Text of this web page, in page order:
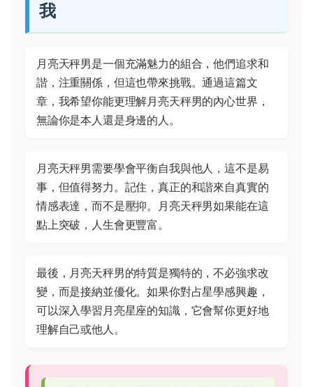
我
月亮天秤男是一個充滿魅力的組合，他們追求和
諧，注重關係，但這也帶來挑戰。通過這篇文
章，我希望你能更理解月亮天秤男的內心世界，
無論你是本人還是身邊的人。
月亮天秤男需要學會平衡自我與他人，這不是易
事，但值得努力。記住，真正的和諧來自真實的
情感表達，而不是壓抑。月亮天秤男如果能在這
點上突破，人生會更豐富。
最後，月亮天秤男的特質是獨特的，不必強求改
變，而是接納並優化。如果你對占星學感興趣，
可以深入學習月亮星座的知識，它會幫你更好地
理解自己或他人。